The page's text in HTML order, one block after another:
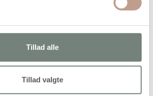
Tillad alle
Tillad valgte
hænge eller stå